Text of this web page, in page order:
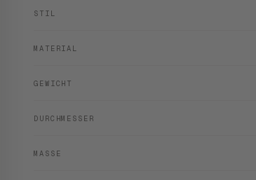
STIL
MATERIAL
GEWICHT
DURCHMESSER
MASSE